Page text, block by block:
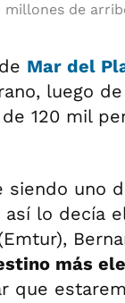
millones de
Mar del
luego
120 mil
siendo uno
así lo decía
más
que